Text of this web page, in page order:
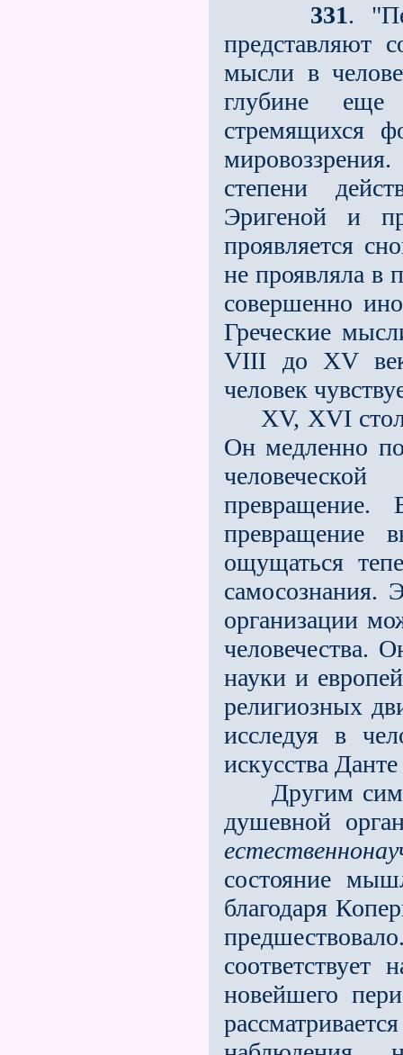
331.
представляют
мысли в
глубине еще
стремящихся
степени
Эригеной и
проявляется
не проявляла в
совершенно
Греческие
VIII до ХV
человек
ХV, ХVI
Он медленно
превращение.
превращение
ощущаться
самосознания.
организации
человечества.
науки и
религиозных
исследуя в
искусства
Другим
душевной
состояние
благодаря
соответствует
новейшего